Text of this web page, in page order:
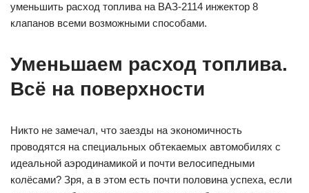
уменьшить расход топлива на ВАЗ-2114 инжектор 8
клапанов всеми возможными способами.
Уменьшаем расход топлива.
Всё на поверхности
Никто не замечал, что заезды на экономичность
проводятся на специальных обтекаемых автомобилях с
идеальной аэродинамикой и почти велосипедными
колёсами? Зря, а в этом есть почти половина успеха, если